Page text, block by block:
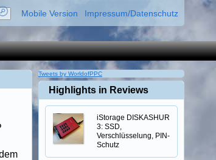
Mobile Version Impressum/Datenschutz
Tweets by WorldofPPC
Highlights in Reviews
iStorage DISKASHUR
3: SSD,
Verschlüsselung, PIN-
Schutz